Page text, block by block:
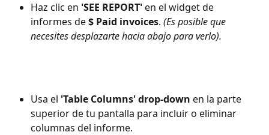
Haz clic en 'SEE REPORT' en el widget de
informes de $ Paid invoices. (Es posible que
necesites desplazarte hacia abajo para verlo).
Usa el 'Table Columns' drop-down en la parte
superior de tu pantalla para incluir o eliminar
columnas del informe.